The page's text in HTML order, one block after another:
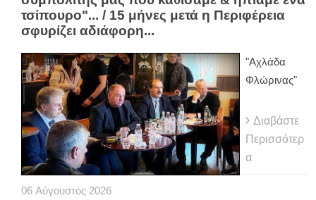
τσίπουρο"... / 15 μήνες μετά η Περιφέρεια
σφυρίζει αδιάφορη...
"Αχλάδα
Φλώρινας"
Διαβάστε
Περισσότερ
α
06 Αύγουστος 2026